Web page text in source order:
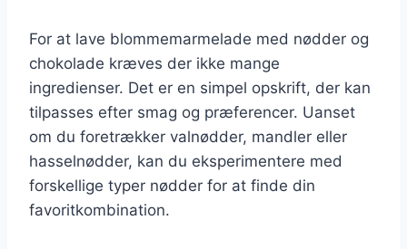
For at lave blommemarmelade med nødder og
chokolade kræves der ikke mange
ingredienser. Det er en simpel opskrift, der kan
tilpasses efter smag og præferencer. Uanset
om du foretrækker valnødder, mandler eller
hasselnødder, kan du eksperimentere med
forskellige typer nødder for at finde din
favoritkombination.